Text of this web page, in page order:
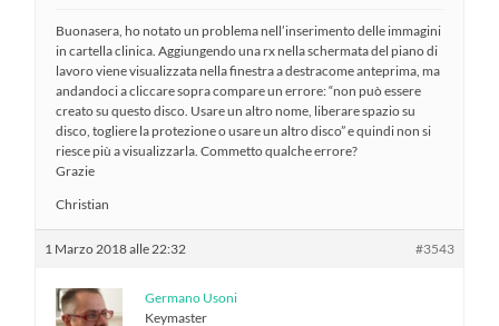
Buonasera, ho notato un problema nell’inserimento delle immagini
in cartella clinica. Aggiungendo una rx nella schermata del piano di
lavoro viene visualizzata nella finestra a destracome anteprima, ma
andandoci a cliccare sopra compare un errore: “non può essere
creato su questo disco. Usare un altro nome, liberare spazio su
disco, togliere la protezione o usare un altro disco” e quindi non si
riesce più a visualizzarla. Commetto qualche errore?
Grazie
Christian
1 Marzo 2018 alle 22:32 #3543
Germano Usoni
Keymaster